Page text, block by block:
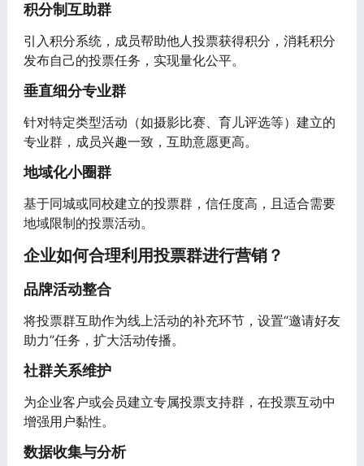
积分制互助群
引入积分系统，成员帮助他人投票获得积分，消耗积分
发布自己的投票任务，实现量化公平。
垂直细分专业群
针对特定类型活动（如摄影比赛、育儿评选等）建立的
专业群，成员兴趣一致，互助意愿更高。
地域化小圈群
基于同城或同校建立的投票群，信任度高，且适合需要
地域限制的投票活动。
企业如何合理利用投票群进行营销？
品牌活动整合
将投票群互助作为线上活动的补充环节，设置“邀请好友
助力”任务，扩大活动传播。
社群关系维护
为企业客户或会员建立专属投票支持群，在投票互动中
增强用户黏性。
数据收集与分析